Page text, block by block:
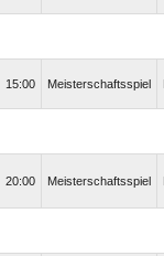
15:00 Meisterschaftsspiel
20:00 Meisterschaftsspiel